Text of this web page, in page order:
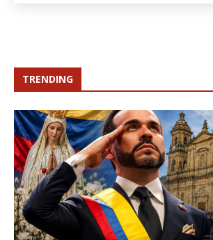
TRENDING